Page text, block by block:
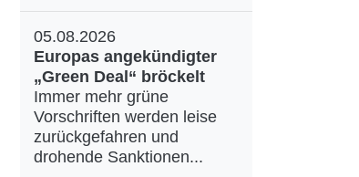
05.08.2026
Europas angekündigter
„Green Deal“ bröckelt
Immer mehr grüne
Vorschriften werden leise
zurückgefahren und
drohende Sanktionen...